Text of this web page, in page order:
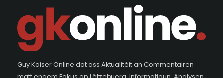
Guy Kaiser Online dat ass Aktualitéit an Commentairen